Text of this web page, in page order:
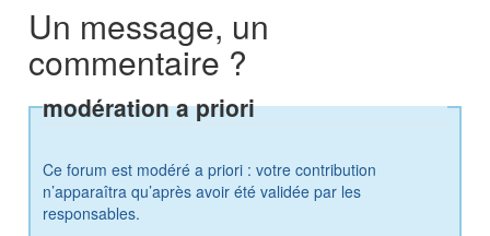
Un message, un
commentaire ?
modération a priori
Ce forum est modéré a priori : votre contribution
n’apparaîtra qu’après avoir été validée par les
responsables.